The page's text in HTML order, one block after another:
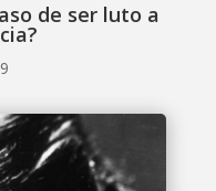
de ser luto a